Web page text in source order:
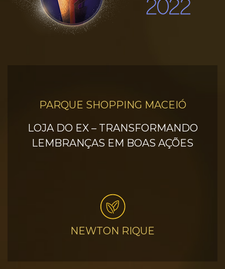
PARQUE SHOPPING MACEIÓ
LOJA DO EX – TRANSFORMANDO
LEMBRANÇAS EM BOAS AÇÕES
NEWTON RIQUE